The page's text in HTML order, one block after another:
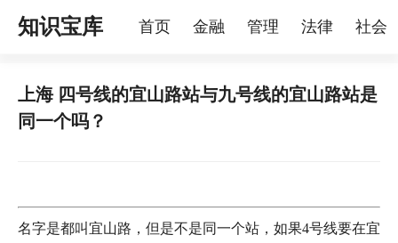
知识宝库 首页 金融 管理 法律 社会
家庭 宠物
上海 四号线的宜山路站与九号线的宜山路站是
同一个吗？
名字是都叫宜山路，但是不是同一个站，如果4号线要在宜